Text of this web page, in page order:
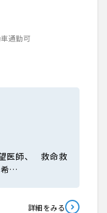
通勤可
医師、 救命救
希…
詳細をみる